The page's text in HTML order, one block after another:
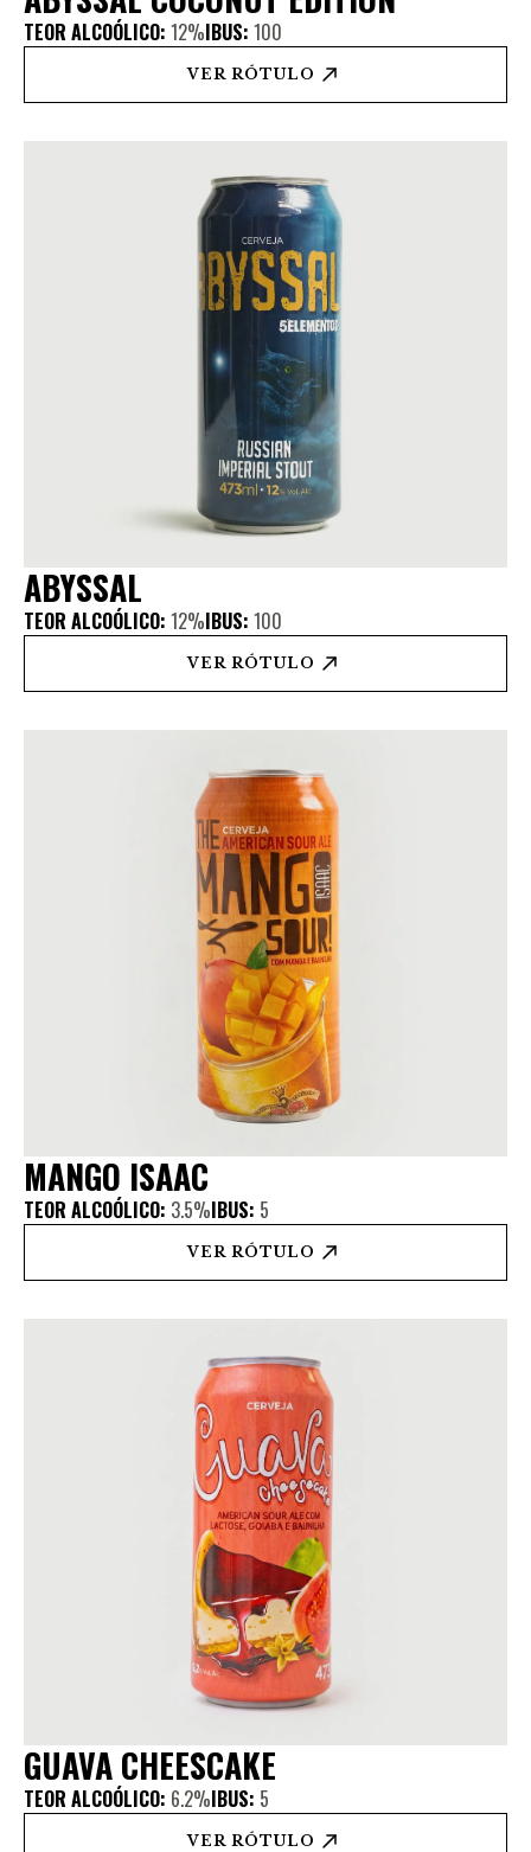
TEOR ALCOÓLICO: 12%IBUS: 100
VER RÓTULO
ABYSSAL
TEOR ALCOÓLICO: 12%IBUS: 100
VER RÓTULO
MANGO ISAAC
TEOR ALCOÓLICO: 3.5%IBUS: 5
VER RÓTULO
GUAVA CHEESCAKE
TEOR ALCOÓLICO: 6.2%IBUS: 5
VER RÓTULO